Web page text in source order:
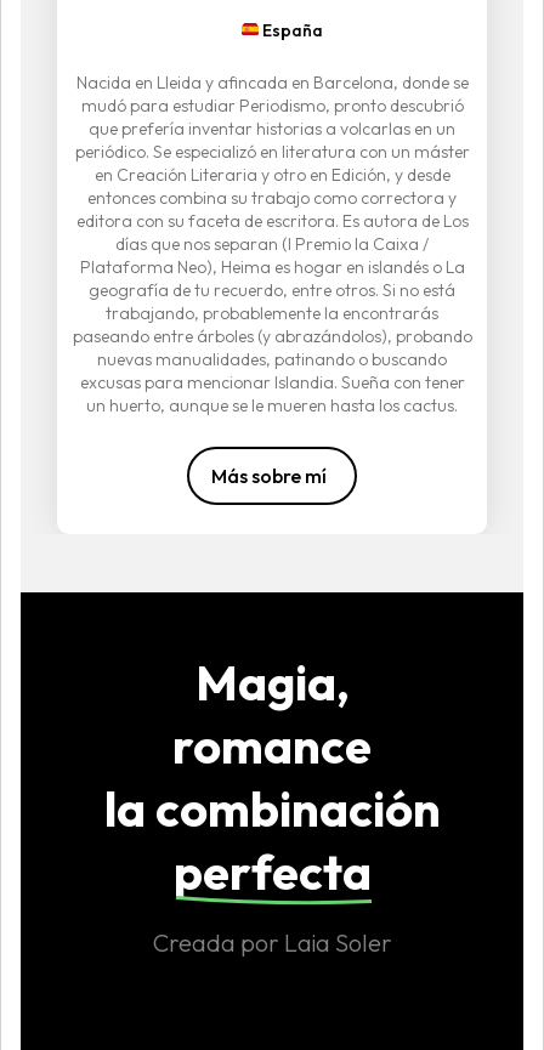
España
Nacida en Lleida y afincada en Barcelona, donde se
mudó para estudiar Periodismo, pronto descubrió
que prefería inventar historias a volcarlas en un
periódico. Se especializó en literatura con un máster
en Creación Literaria y otro en Edición, y desde
entonces combina su trabajo como correctora y
editora con su faceta de escritora. Es autora de Los
días que nos separan (I Premio la Caixa /
Plataforma Neo), Heima es hogar en islandés o La
geografía de tu recuerdo, entre otros. Si no está
trabajando, probablemente la encontrarás
paseando entre árboles (y abrazándolos), probando
nuevas manualidades, patinando o buscando
excusas para mencionar Islandia. Sueña con tener
un huerto, aunque se le mueren hasta los cactus.
Más sobre mí
Magia,
romance
la combinación
perfecta
Creada por Laia Soler